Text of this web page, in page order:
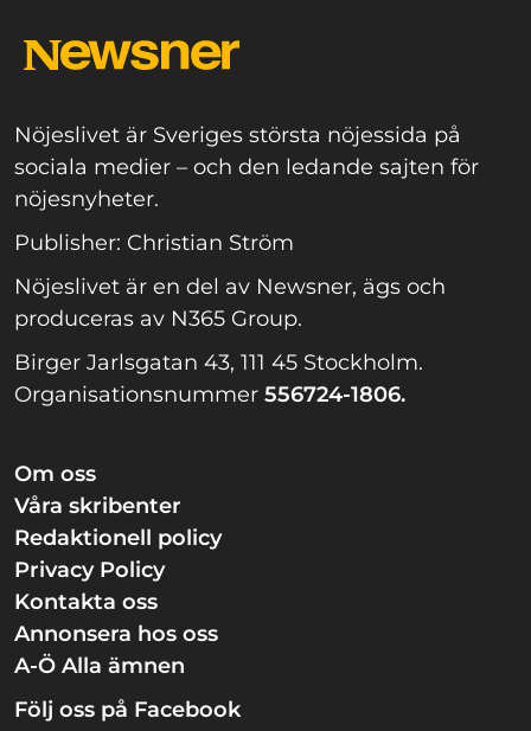
Nöjeslivet är Sveriges största nöjessida på
sociala medier – och den ledande sajten för
nöjesnyheter.
Publisher: Christian Ström
Nöjeslivet är en del av Newsner, ägs och
produceras av N365 Group.
Birger Jarlsgatan 43, 111 45 Stockholm.
Organisationsnummer 556724-1806.
Om oss
Våra skribenter
Redaktionell policy
Privacy Policy
Kontakta oss
Annonsera hos oss
A-Ö Alla ämnen
Följ oss på Facebook